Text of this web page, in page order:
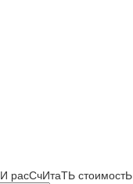
расСчИтаТЬ стоимостЬ